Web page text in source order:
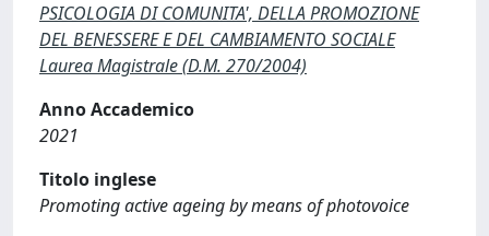
PSICOLOGIA DI COMUNITA', DELLA PROMOZIONE
DEL BENESSERE E DEL CAMBIAMENTO SOCIALE
Laurea Magistrale (D.M. 270/2004)
Anno Accademico
2021
Titolo inglese
Promoting active ageing by means of photovoice